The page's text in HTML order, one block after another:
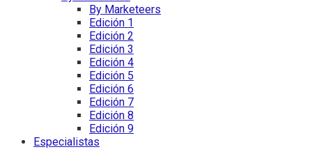
By Marketeers
Edición 1
Edición 2
Edición 3
Edición 4
Edición 5
Edición 6
Edición 7
Edición 8
Edición 9
Especialistas